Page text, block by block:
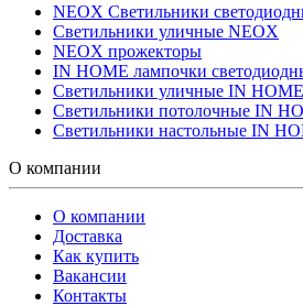
NEOX Светильники
Светильники уличные NEOX
NEOX прожекторы
IN HOME лампочки
Светильники уличные IN HOME
Светильники потолочные IN
Светильники настольные IN
О компании
О компании
Доставка
Как купить
Вакансии
Контакты